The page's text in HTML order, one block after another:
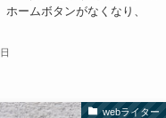
ホームボタンがなくなり、
webライター